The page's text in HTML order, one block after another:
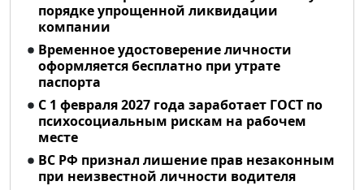
порядке упрощенной ликвидации
компании
Временное удостоверение личности
оформляется бесплатно при утрате
паспорта
С 1 февраля 2027 года заработает ГОСТ по
психосоциальным рискам на рабочем
месте
ВС РФ признал лишение прав незаконным
при неизвестной личности водителя